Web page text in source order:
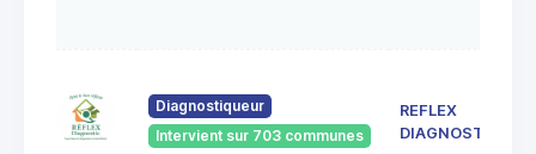
Diagnostiqueur
Intervient sur 703 communes
REFLEX
DIAGNOSTIC